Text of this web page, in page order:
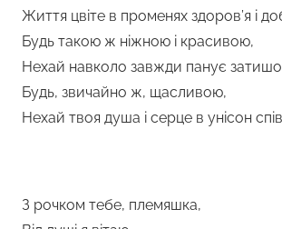
Життя цвіте в променях здоров’я і
Будь такою ж ніжною і красивою,
Нехай навколо завжди панує
Будь, звичайно ж, щасливою,
Нехай твоя душа і серце в унісон
З рочком тебе, племяшка,